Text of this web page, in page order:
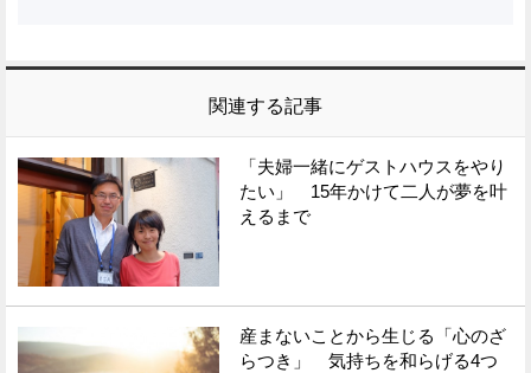
関連する記事
「夫婦一緒にゲストハウスをやり
たい」 15年かけて二人が夢を叶
えるまで
産まないことから生じる「心のざ
らつき」 気持ちを和らげる4つ